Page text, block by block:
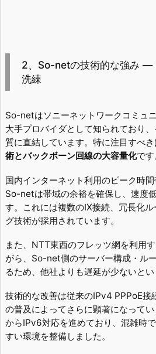
2、So-netの技術的な強み ―
洗練
So-netはソニーネットワークコミュ
大手プロバイダとして知られており
質に直結しています。特に注目すべき
術とバックボーン回線の大容量化です
国内インターネット利用のピーク時間
So-netは帯域の余裕を確保し、速度
す。これには複数のIX接続、冗長化
グ技術が採用されています。
また、NTT東西のフレッツ網を利用
がら、So-net側のサーバー構成・ル
るため、他社よりも遅延が少ないとい
技術的な改善は従来のIPv4 PPPoE接
の普及によってさらに顕著になって
からIPv6対応を進めており、混雑時
すい環境を整備しました。